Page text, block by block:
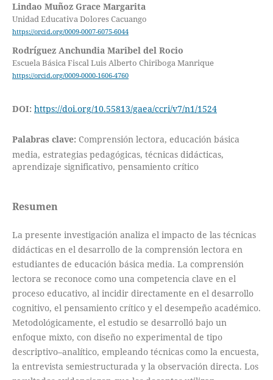
Lindao Muñoz Grace Margarita
Unidad Educativa Dolores Cacuango
https://orcid.org/0009-0007-6075-6044
Rodríguez Anchundia Maribel del Rocio
Escuela Básica Fiscal Luis Alberto Chiriboga Manrique
https://orcid.org/0009-0000-1606-4760
DOI: https://doi.org/10.55813/gaea/ccri/v7/n1/1524
Palabras clave: Comprensión lectora, educación básica
media, estrategias pedagógicas, técnicas didácticas,
aprendizaje significativo, pensamiento crítico
Resumen
La presente investigación analiza el impacto de las técnicas
didácticas en el desarrollo de la comprensión lectora en
estudiantes de educación básica media. La comprensión
lectora se reconoce como una competencia clave en el
proceso educativo, al incidir directamente en el desarrollo
cognitivo, el pensamiento crítico y el desempeño académico.
Metodológicamente, el estudio se desarrolló bajo un
enfoque mixto, con diseño no experimental de tipo
descriptivo–analítico, empleando técnicas como la encuesta,
la entrevista semiestructurada y la observación directa. Los